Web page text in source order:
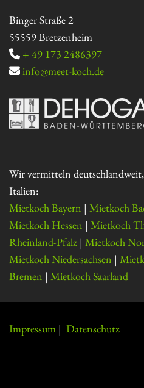
Binger Straße 2
55559 Bretzenheim
 + 49 173 2486397
 info@meet-koch.de
Wir vermitteln
Italien:
Mietkoch Bayern | Mietkoch
Mietkoch Hessen | Mietkoch
Rheinland-Pfalz | Mietkoch
Mietkoch Niedersachsen |
Bremen | Mietkoch Saarland
Impressum | Datenschutz